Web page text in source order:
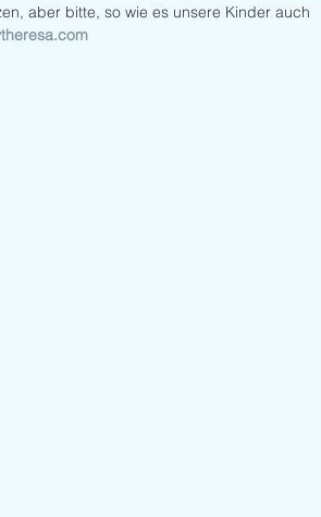
aber bitte, so wie es unsere Kinder auch